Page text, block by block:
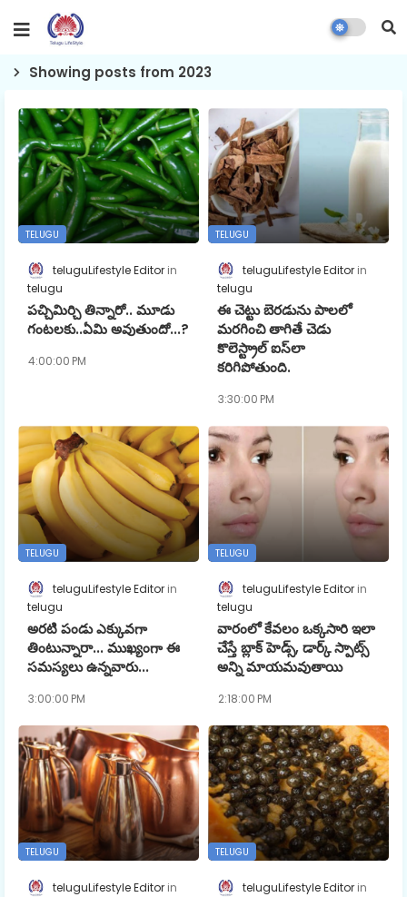
Showing posts from 2023
TELUGU
teluguLifestyle Editor
telugu
పచ్చిమిర్చి తిన్నారో.. మూడు
గంటలకు..ఏమి అవుతుందో...?
4:00:00 PM
TELUGU
teluguLifestyle Editor
telugu
ఈ చెట్టు బెరడును పాలలో
మరగించి తాగితే చెడు
కొలెస్ట్రాల్ ఐస్‎లా
కరిగిపోతుంది.
3:30:00 PM
TELUGU
teluguLifestyle Editor
telugu
అరటి పండు ఎక్కువగా
తింటున్నారా... ముఖ్యంగా ఈ
సమస్యలు ఉన్నవారు...
3:00:00 PM
TELUGU
teluguLifestyle Editor
telugu
వారంలో కేవలం ఒక్కసారి ఇలా
చేస్తే బ్లాక్ హెడ్స్, డార్క్ స్పాట్స్
అన్ని మాయమవుతాయి
2:18:00 PM
TELUGU
teluguLifestyle Editor
TELUGU
teluguLifestyle Editor